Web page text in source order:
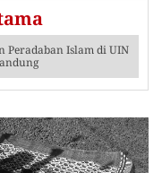
Peradaban Islam di UIN